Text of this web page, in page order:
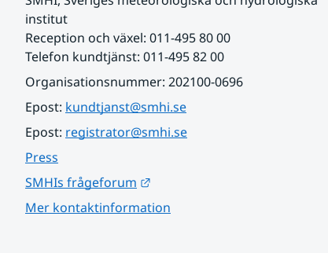
institut
Reception och växel: 011-495 80 00
Telefon kundtjänst: 011-495 82 00
Organisationsnummer: 202100-0696
Epost: kundtjanst@smhi.se
Epost: registrator@smhi.se
Press
SMHIs frågeforum
Mer kontaktinformation